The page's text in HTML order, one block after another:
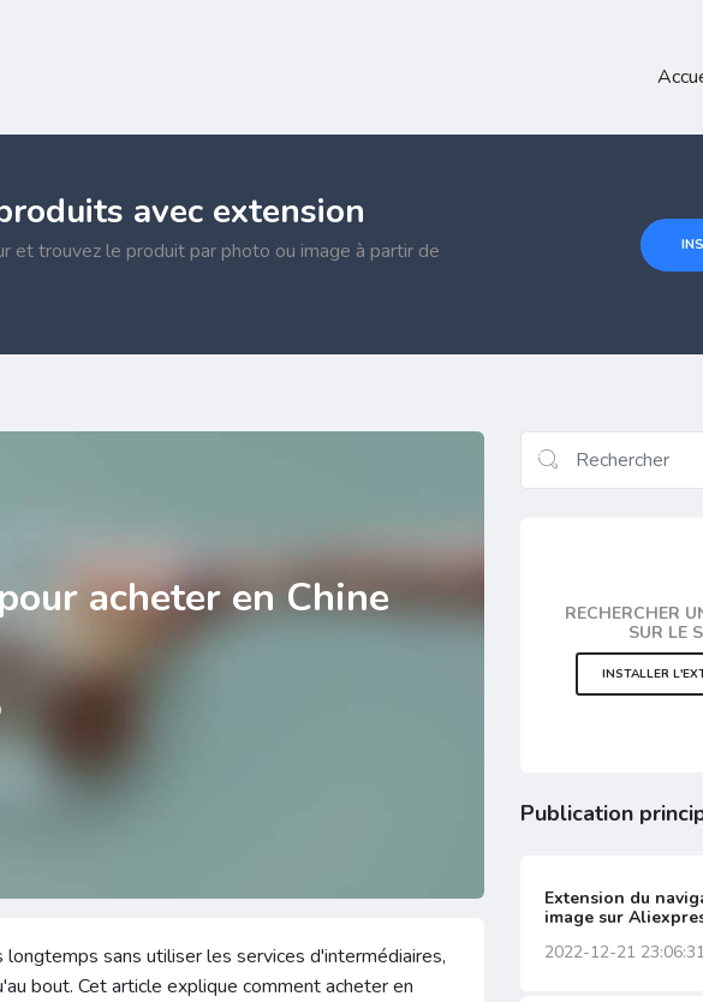
avec extension
et trouvez le produit par photo ou image à partir de
acheter en Chine
sans utiliser les services d'intermédiaires,
bout. Cet article explique comment acheter en
RECHERCHER
SUR LE
INSTALLER
Publication
Extension du
image sur
2022-12-21 23:06:31